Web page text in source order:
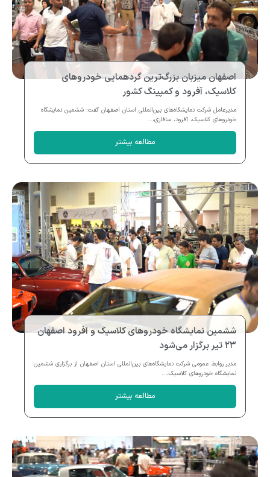
اصفهان میزبان بزرگ‌ترین گردهمایی خودروهای
کلاسیک، آفرود و کمپینگ کشور
مدیرعامل شرکت نمایشگاه‌های بین‌المللی استان اصفهان گفت: ششمین نمایشگاه
خودروهای کلاسیک، آفرود، سافاری،...
مطالعه بیشتر
ششمین نمایشگاه خودروهای کلاسیک و آفرود اصفهان
۲۳ تیر برگزار می‌شود
مدیر روابط عمومی شرکت نمایشگاه‌های بین‌المللی استان اصفهان از برگزاری ششمین
نمایشگاه خودروهای کلاسیک،...
مطالعه بیشتر